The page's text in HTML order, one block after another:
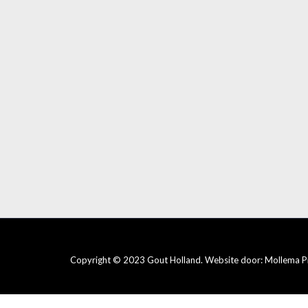
Copyright © 2023 Gout Holland. Website door:Mollema